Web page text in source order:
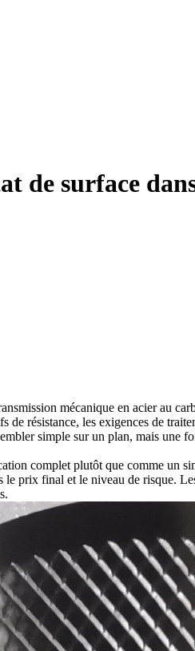
de surface
mécanique en acier au
résistance, les exigences de
simple sur un plan, mais une
complet plutôt que comme un
prix final et le niveau de risque.